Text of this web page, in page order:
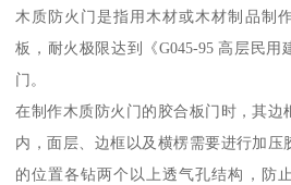
木质防火门是指用木材或木材制品制
板，耐火极限达到《G045-95 高层民
门。
在制作木质防火门的胶合板门时，其边
内，面层、边框以及横楞需要进行加压
的位置各钻两个以上透气孔结构，防